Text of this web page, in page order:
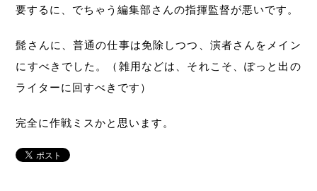
要するに、でちゃう編集部さんの指揮監督が悪いです。
髭さんに、普通の仕事は免除しつつ、演者さんをメイン
にすべきでした。（雑用などは、それこそ、ぽっと出の
ライターに回すべきです）
完全に作戦ミスかと思います。